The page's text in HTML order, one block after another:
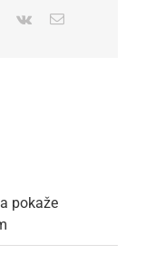
Pinterest
Vk Email
pokaže